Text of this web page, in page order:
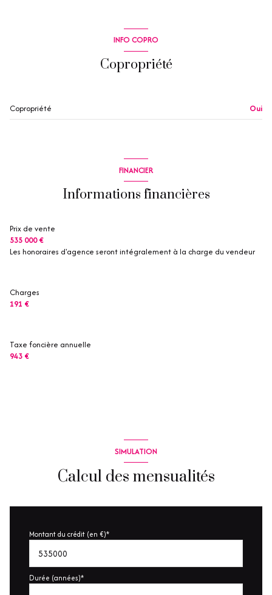
terrasse
INFO COPRO
Copropriété
Copropriété Oui
FINANCIER
Informations financières
Prix de vente
535 000 €
Les honoraires d'agence seront intégralement à la charge du vendeur
Charges
191 €
Taxe foncière annuelle
943 €
SIMULATION
Calcul des mensualités
Montant du crédit (en €)*
Durée (années)*